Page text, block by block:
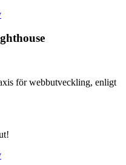
för webbutveckling, enligt